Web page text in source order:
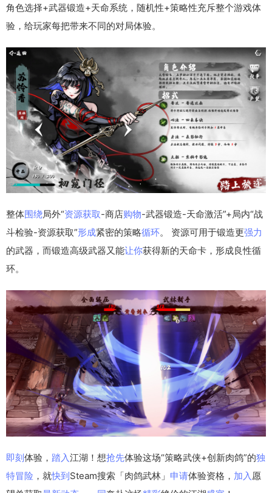
角色选择+武器锻造+天命系统，随机性+策略性充斥整个游戏体
验，给玩家每把带来不同的对局体验。
整体围绕局外“资源获取-商店购物-武器锻造-天命激活”+局内“战
斗检验-资源获取”形成紧密的策略循环。 资源可用于锻造更强力
的武器，而锻造高级武器又能让你获得新的天命卡，形成良性循
环。
即刻体验， 踏入江湖！想抢先体验这场“策略武侠+创新肉鸽”的独
特冒险 ，就快到Steam搜索「肉鸽武林」 申请体验资格， 加入愿